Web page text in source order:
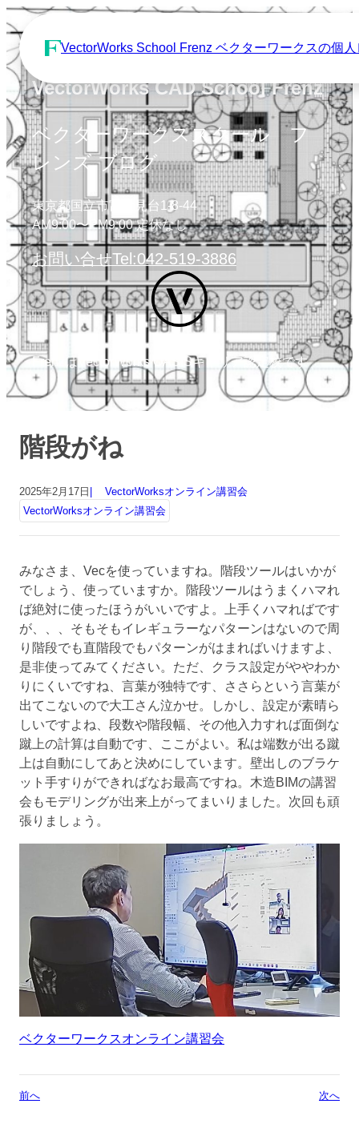
VectorWorks School Frenz ベクターワークスの個
VectorWorks CAD School Frenz
ベクターワークススクール フ
レンズ ブログ
東京都国立市富士見台1-8-44
AM9:00〜PM9:00 定休なし
お問い合せTel:042-519-3886
FrenzはVectorWorks OASISキャリア認定校です
階段がね
2025年2月17日
VectorWorksオンライン講習会
VectorWorksオンライン講習会
みなさま、Vecを使っていますね。階段ツールはいかが
でしょう、使っていますか。階段ツールはうまくハマれ
ば絶対に使ったほうがいいですよ。上手くハマればです
が、、、そもそもイレギュラーなパターンはないので周
り階段でも直階段でもパターンがはまればいけますよ、
是非使ってみてください。ただ、クラス設定がややわか
りにくいですね、言葉が独特です、ささらという言葉が
出てこないので大工さん泣かせ。しかし、設定が素晴ら
しいですよね、段数や階段幅、その他入力すれば面倒な
蹴上の計算は自動です、ここがよい。私は端数が出る蹴
上は自動にしてあと決めにしています。壁出しのブラケ
ット手すりができればなお最高ですね。木造BIMの講習
会もモデリングが出来上がってまいりました。次回も頑
張りましょう。
ベクターワークスオンライン講習会
前へ 次へ